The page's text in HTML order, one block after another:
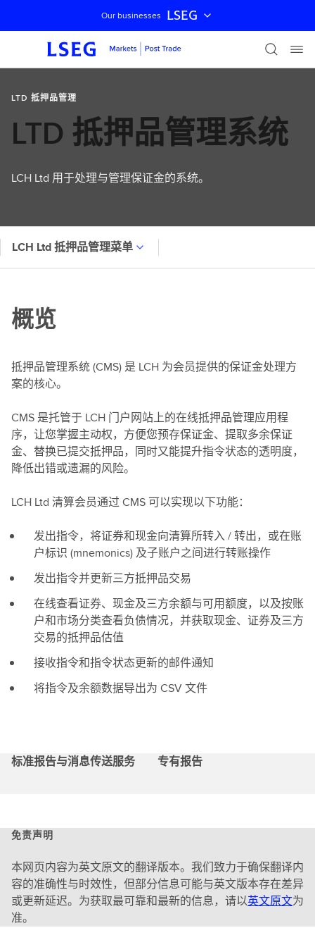
跳过导航
Our businesses LSEG
LTD 抵押品管理
LTD 抵押品管理系统
LCH Ltd 用于处理与管理保证金的系统。
LCH Ltd 抵押品管理菜单
概览
抵押品管理系统 (CMS) 是 LCH 为会员提供的保证金处理方
案的核心。
CMS 是托管于 LCH 门户网站上的在线抵押品管理应用程
序，让您掌握主动权，方便您预存保证金、提取多余保证
金、替换已提交抵押品，同时又能提升指令状态的透明度，
降低出错或遗漏的风险。
LCH Ltd 清算会员通过 CMS 可以实现以下功能：
发出指令，将证券和现金向清算所转入 / 转出，或在账
户标识 (mnemonics) 及子账户之间进行转账操作
发出指令并更新三方抵押品交易
在线查看证券、现金及三方余额与可用额度，以及按账
户和市场分类查看负债情况，并获取现金、证券及三方
交易的抵押品估值
接收指令和指令状态更新的邮件通知
将指令及余额数据导出为 CSV 文件
标准报告与消息传送服务 专有报告
免责声明
本网页内容为英文原文的翻译版本。我们致力于确保翻译内
容的准确性与时效性，但部分信息可能与英文版本存在差异
或更新延迟。为获取最可靠和最新的信息，请以英文原文为
准。